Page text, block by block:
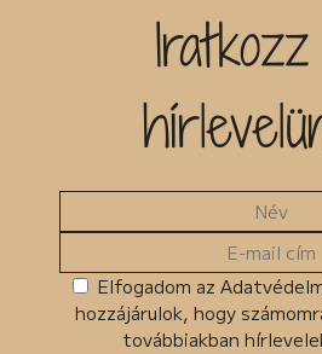
Elfogadom az
hozzájárulok, hogy
továbbiakban